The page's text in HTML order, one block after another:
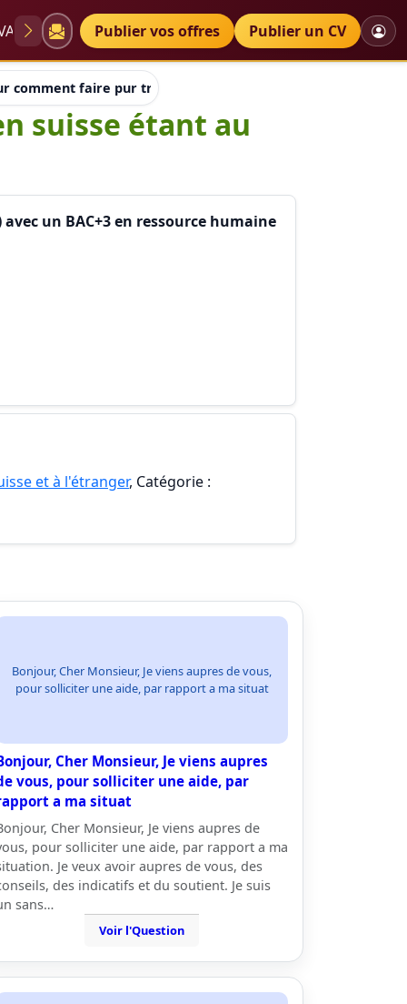
Diplômes Petites annonces
Publier vos offres Publier un CV
comment faire pur trouver de l'emploi en suisse étant au
suisse étant au
un BAC+3 en ressource humaine
et à l'étranger, Catégorie :
Bonjour, Cher Monsieur, Je viens aupres de vous,
pour solliciter une aide, par rapport a ma situat
Cher Monsieur, Je viens aupres
vous, pour solliciter une aide, par
a ma situat
Cher Monsieur, Je viens aupres de
pour solliciter une aide, par rapport a ma
Je veux avoir aupres de vous, des
des indicatifs et du soutient. Je suis
sans…
Voir l'Question